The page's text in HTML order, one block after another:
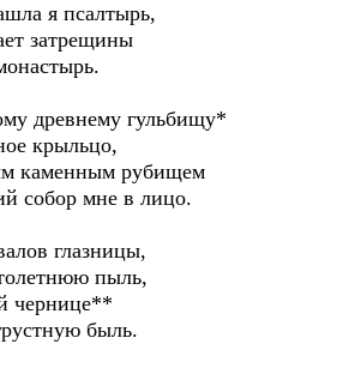
я псалтырь,
затрещины
древнему гульбищу*
крыльцо,
каменным рубищем
собор мне в лицо.
глазницы,
пыль,
чернице**
быль.